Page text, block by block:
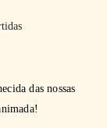
das nossas